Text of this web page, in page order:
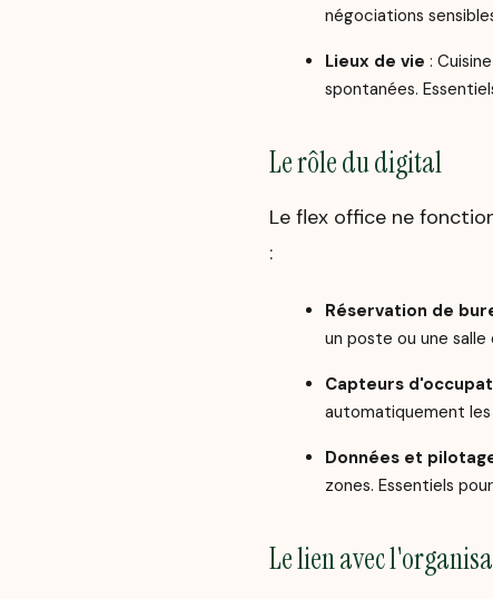
négociations
Lieux de vie :
spontanées.
Le rôle du digital
Le flex office ne
:
Réservation de
un poste ou une
Capteurs
automatiquement
Données et
zones. Essentiels
Le lien avec